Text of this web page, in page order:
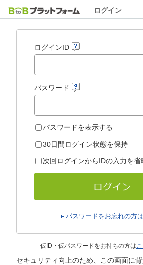
ログイン
ログインID
パスワード
パスワードを表示する
30日間ログイン状態を保持
次回ログインからIDの入力を省
パスワードをお忘れの方
仮ID・仮パスワードをお持ちの方は
セキュリティ向上のため、この画面に背